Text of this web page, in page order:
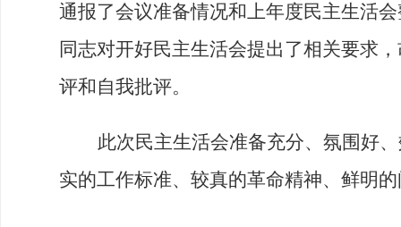
通报了会议准备情况和上年度民主生活
同志对开好民主生活会提出了相关要求
评和自我批评。
此次 民主生活会准备充分、氛围好
实的工作标准、 较真的革命精神、 鲜明